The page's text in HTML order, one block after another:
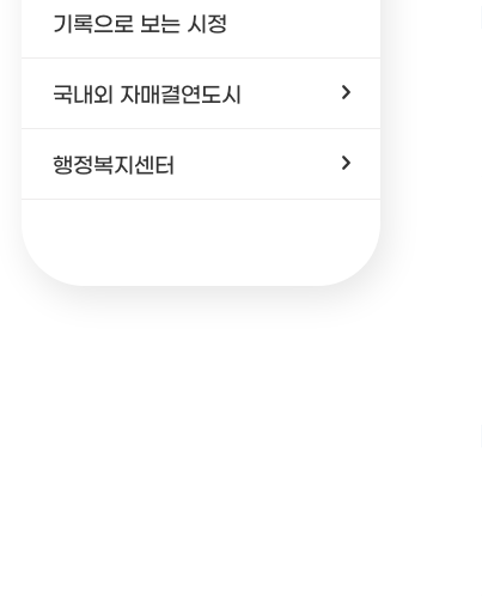
기록으로 보는 시정
국내외 자매결연도시
행정복지센터